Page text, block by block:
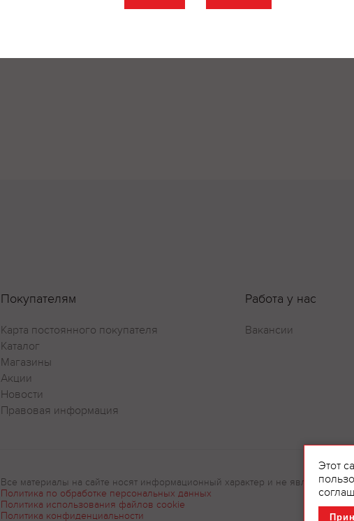
Покупателям
Карта постоянного покупателя
Каталог
Магазины
Акции
Новости
Правовая информация
Работа у нас
Вакансии
Все материалы на сайте носят информационный характер и не являются
Политика по обработке персональных данных
Политика использования файлов cookie
Политика конфиденциальности
Этот